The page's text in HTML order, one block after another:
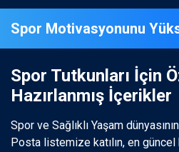
Spor Motivasyonunu
Spor Tutkunları İçin
Hazırlanmış İçerikler
Spor ve Sağlıklı Yaşam
Posta listemize katılın, en